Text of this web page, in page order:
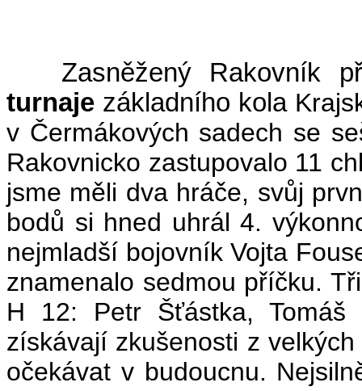
Zasněžený Rakovník
turnaje základního kola
v Čermákových sadech se
Rakovnicko zastupovalo 11
jsme měli dva hráče, svůj
bodů si hned uhrál 4.
nejmladší bojovník Vojta
znamenalo sedmou příčku.
H 12: Petr Šťástka,
získávají zkušenosti z
očekávat v budoucnu.